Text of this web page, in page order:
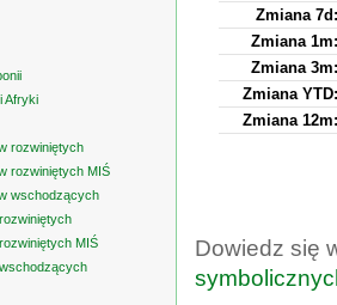
Zmiana 7d:
Zmiana 1m:
Zmiana 3m:
Zmiana YTD:
Zmiana 12m:
Dowiedz się
Afryki
rozwiniętych
rozwiniętych MIŚ
wschodzących
MIŚ